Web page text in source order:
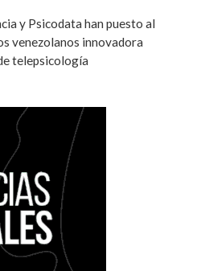
y Psicodata han puesto al
venezolanos innovadora
telepsicología